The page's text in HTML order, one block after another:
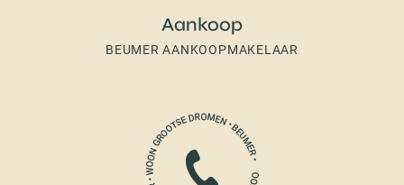
Aankoop
BEUMER AANKOOPMAKELAAR